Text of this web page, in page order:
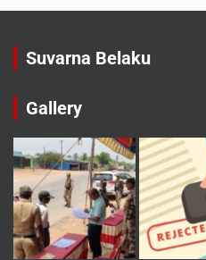
Suvarna Belaku
Gallery